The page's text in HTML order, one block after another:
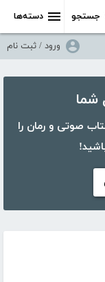
دسته‌ها جستجو
ورود / ثبت نام
بیش از ۵۰،۰۰۰ کتاب، کتاب صوتی و رمان را